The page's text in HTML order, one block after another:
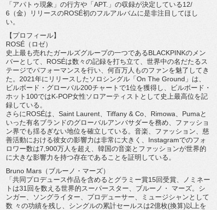
「アパトゥ現象」の行方や「APT.」の収録が決定している12/
6（金）
リリースのROSÉ初のフルアルバムに是非注目してほし
い。
【プロフィール】
ROSÉ（ロゼ）
史上最も売れたガールズグループの一つであるBLACKPINKのメン
バーとして、ROSÉは数々の記録を打ち立て、 世界中の名だたるス
テージでパフォーマンスを行い、 何百万人ものファンを魅了してき
た。 2021年にリリースしたソロシングル「On The Ground」は、
ビルボード・ グローバル200チャートで1位を獲得し、ビルボード・
ホット100ではK-POP女性ソロアーティストとして史上最高位を記
録している。
さらにROSÉは、Saint Laurent、Tiffany & Co、Rimowa、 Pumaと
いった有名ブランドのグローバルアンバサダーを務め、 ファッショ
ン界でも揺るぎない地位を確立している。音楽、 ファッション、慈
善活動における彼女の影響力は非常に大きく、 Instagramでのフォ
ロワー数は7,900万人を超え、 韓国の音楽とファッションが世界的
に大きな影響力を持つ存在であることを証明している。
Bruno Mars（ブルーノ・マーズ）
「共同プロデュース作品を含めるとグラミー賞15回受賞、
ノミネー
トは31回を数える世界的スーパースター、ブルーノ・ マーズ。シ
ンガー、ソングライター、プロデューサー、
ミュージシャンとして
数 々の功績を残し、シングルの累計セールスは2億枚(換算)以上を